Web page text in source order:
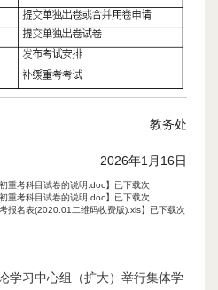
教务处
2026年1月16日
重考科目试卷的说明.doc】已下载次
重考科目试卷的说明.doc】已下载次
报名表(2020.01二维码收费版).xls】已下载次
学习中心组（扩大）举行集体学